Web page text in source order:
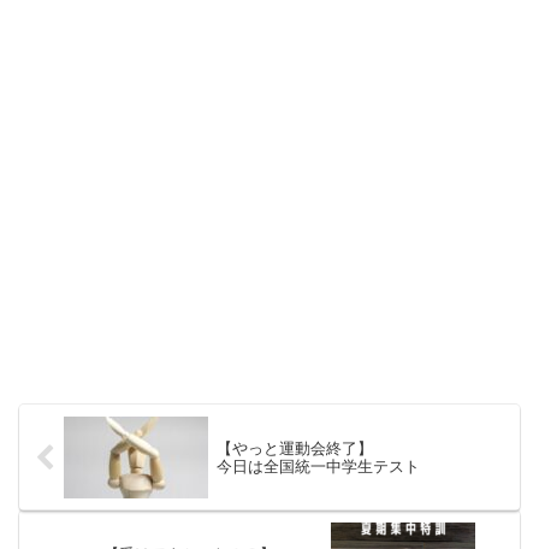
【やっと運動会終了】
今日は全国統一中学生テスト